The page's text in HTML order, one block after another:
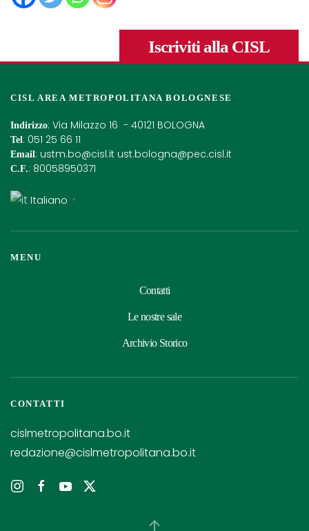
Iscriviti alla CISL
CISL AREA METROPOLITANA BOLOGNESE
Indirizzo: Via Milazzo 16 - 40121 BOLOGNA
Tel: 051 25 66 11
Email: ustm.bo@cisl.it ust.bologna@pec.cisl.it
C.F.: 80058950371
Italiano ▼
MENU
Contatti
Le nostre sale
Archivio Storico
CONTATTI
cislmetropolitana.bo.it
redazione@cislmetropolitana.bo.it